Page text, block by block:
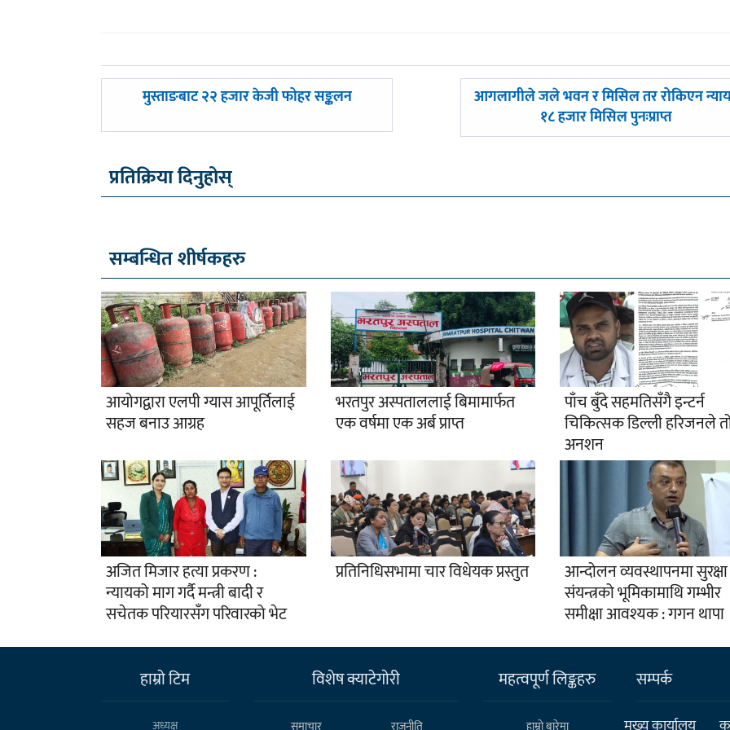
पछिल्लाे
मुस्ताङबाट २२ हजार केजी फोहर सङ्कलन
अघिल्लाे
आगलागीले जले भवन र मिसिल तर रोकिएन
१८ हजार मिसिल पुनःप्राप्त
प्रतिक्रिया दिनुहोस्
सम्बन्धित शीर्षकहरु
आयोगद्वारा एलपी ग्यास आपूर्तिलाई
सहज बनाउ आग्रह
भरतपुर अस्पताललाई बिमामार्फत
एक वर्षमा एक अर्ब प्राप्त
पाँच बुँदे सहमतिसँगै इन्टर्न
चिकित्सक डिल्ली हरिजनले
अनशन
अजित मिजार हत्या प्रकरण :
न्यायको माग गर्दै मन्त्री बादी र
सचेतक परियारसँग परिवारको भेट
प्रतिनिधिसभामा चार विधेयक प्रस्तुत आन्दोलन व्यवस्थापनमा सुरक्षा
संयन्त्रको भूमिकामाथि गम्भीर
समीक्षा आवश्यक : गगन थापा
हाम्राे टिम
अध्यक्ष
विशेष क्याटेगाेरी महत्वपूर्ण लिङ्कहरु सम्पर्क